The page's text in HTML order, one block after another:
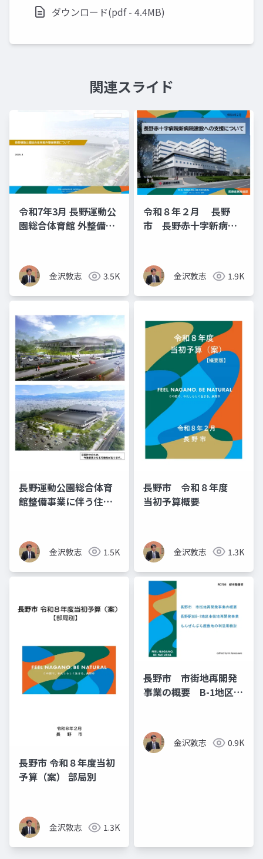
ダウンロード(pdf - 4.4MB)
関連スライド
令和7年3月 長野運動公
園総合体育館 外整備事
金沢敦志 3.5K
令和８年２月 長野
市 長野赤十字新病院
金沢敦志 1.9K
長野運動公園総合体育
館整備事業に伴う住民
金沢敦志 1.5K
長野市 令和８年度
当初予算概要
金沢敦志 1.3K
長野市 令和８年度当初
予算（案） 部局別
金沢敦志 1.3K
長野市 市街地再開発
事業の概要 B-1地区市
検討
金沢敦志 0.9K